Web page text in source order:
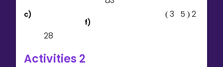
c)
28
f)
( 3 5 ) 2
Activities 2